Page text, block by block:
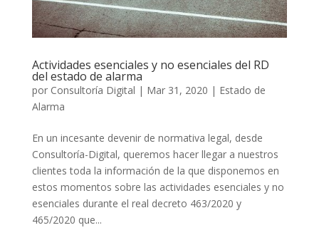
Actividades esenciales y no esenciales del RD
del estado de alarma
por Consultoría Digital | Mar 31, 2020 | Estado de
Alarma
En un incesante devenir de normativa legal, desde
Consultoría-Digital, queremos hacer llegar a nuestros
clientes toda la información de la que disponemos en
estos momentos sobre las actividades esenciales y no
esenciales durante el real decreto 463/2020 y
465/2020 que...